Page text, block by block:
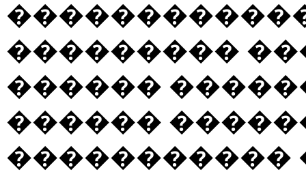
���������
������
������
�����������